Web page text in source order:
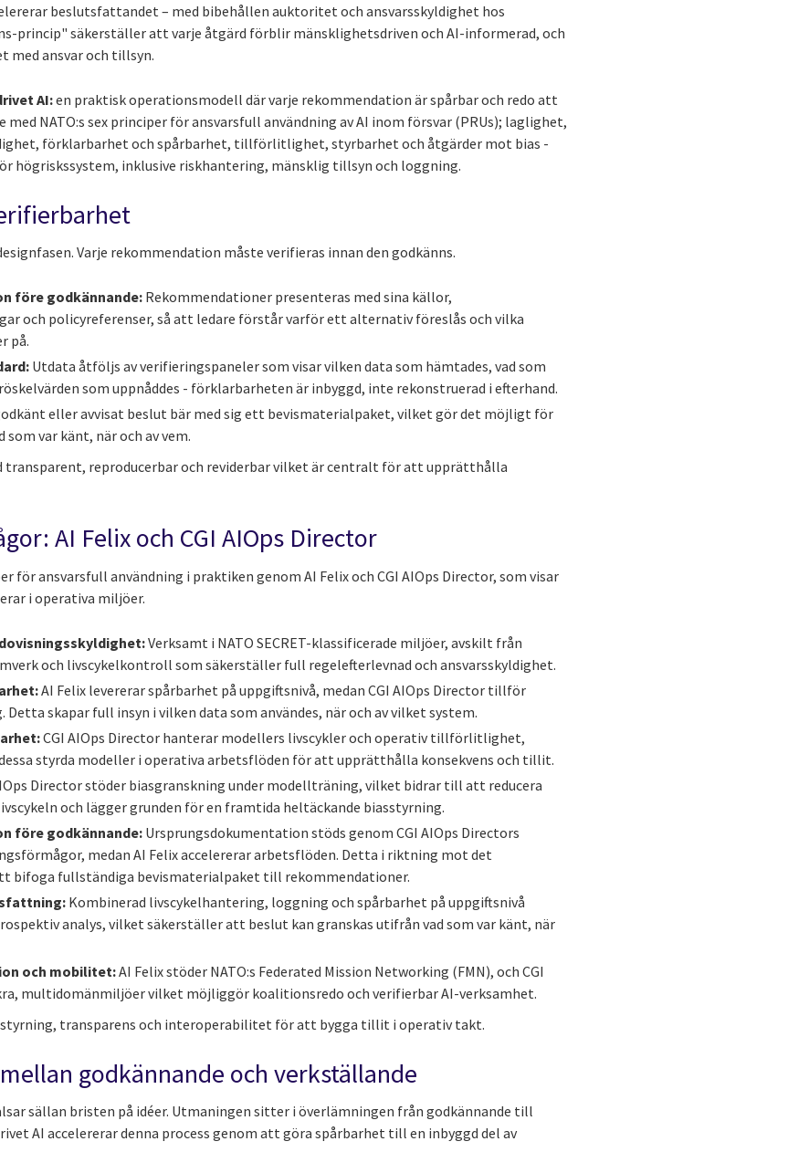
beslutsfattandet – med bibehållen auktoritet och ansvarsskyldighet hos
princip" säkerställer att varje åtgärd förblir mänsklighetsdriven och AI-informerad, och
med ansvar och tillsyn.
AI:en praktisk operationsmodell där varje rekommendation är spårbar och redo att
NATO:s sex principer för ansvarsfull användning av AI inom försvar (PRUs); laglighet,
förklarbarhet och spårbarhet, tillförlitlighet, styrbarhet och åtgärder mot bias -
högriskssystem, inklusive riskhantering, mänsklig tillsyn och loggning.
Varje rekommendation måste verifieras innan den godkänns.
före godkännande:Rekommendationer presenteras med sina källor,
och policyreferenser, så att ledare förstår varför ett alternativ föreslås och vilka
på.
Utdata åtföljs av verifieringspaneler som visar vilken data som hämtades, vad som
som uppnåddes - förklarbarheten är inbyggd, inte rekonstruerad i efterhand.
eller avvisat beslut bär med sig ett bevismaterialpaket, vilket gör det möjligt för
var känt, när och av vem.
transparent, reproducerbar och reviderbar vilket är centralt för att upprätthålla
AI Felix och CGI AIOps Director
för ansvarsfull användning i praktiken genom AI Felix och CGI AIOps Director, som visar
i operativa miljöer.
Verksamt i NATO SECRET-klassificerade miljöer, avskilt från
och livscykelkontroll som säkerställer full regelefterlevnad och ansvarsskyldighet.
AI Felix levererar spårbarhet på uppgiftsnivå, medan CGI AIOps Director tillför
skapar full insyn i vilken data som användes, när och av vilket system.
CGI AIOps Director hanterar modellers livscykler och operativ tillförlitlighet,
styrda modeller i operativa arbetsflöden för att upprätthålla konsekvens och tillit.
Director stöder biasgranskning under modellträning, vilket bidrar till att reducera
och lägger grunden för en framtida heltäckande biasstyrning.
före godkännande:Ursprungsdokumentation stöds genom CGI AIOps Directors
medan AI Felix accelererar arbetsflöden. Detta i riktning mot det
bifoga fullständiga bevismaterialpaket till rekommendationer.
Kombinerad livscykelhantering, loggning och spårbarhet på uppgiftsnivå
analys, vilket säkerställer att beslut kan granskas utifrån vad som var känt, när
och mobilitet:AI Felix stöder NATO:s Federated Mission Networking (FMN), och CGI
multidomänmiljöer vilket möjliggör koalitionsredo och verifierbar AI-verksamhet.
styrning, transparens och interoperabilitet för att bygga tillit i operativ takt.
godkännande och verkställande
sällan bristen på idéer. Utmaningen sitter i överlämningen från godkännande till
AI accelererar denna process genom att göra spårbarhet till en inbyggd del av